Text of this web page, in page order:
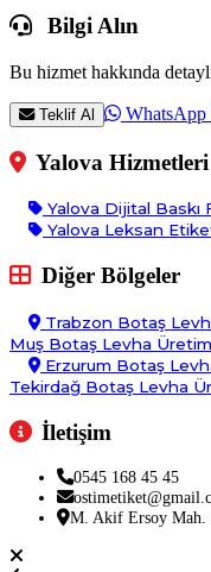
Bilgi Alın
Bu hizmet hakkında
Teklif Al WhatsApp
Yalova Hizmetleri
Yalova Dijital Baskı
Yalova Leksan
Diğer Bölgeler
Trabzon Botaş
Muş Botaş Levha
Erzurum Botaş
Tekirdağ Botaş Levha
İletişim
0545 168 45 45
M. Akif Ersoy Mah.